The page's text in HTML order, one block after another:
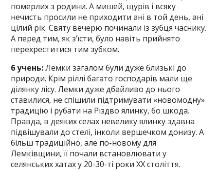
померлих з родини. А мишей, щурів і всяку
нечисть просили не приходити ані в той день, ані
цілий рік. Святу вечерю починали із зубця часнику.
А перед тим, як з’їсти, було навіть прийнято
перехреститися тим зубком.
6 учень:Лемки загалом були дуже близькі до
природи. Крім ріллі багато господарів мали ще
ділянку лісу. Лемки дуже дбайливо до нього
ставилися, не спішили підтримувати «новомодну»
традицію і рубати на Різдво ялинку, бо шкода.
Правда, в деяких селах невелику ялинку здавна
підвішували до стелі, інколи вершечком донизу. А
більш традиційно, але по-новому для
Лемківщини, її почали встановлювати у
селянських хатах у 20-30-ті роки ХХ століття.